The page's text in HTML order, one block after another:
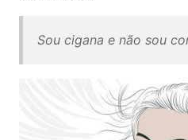
Sou cigana e não sou